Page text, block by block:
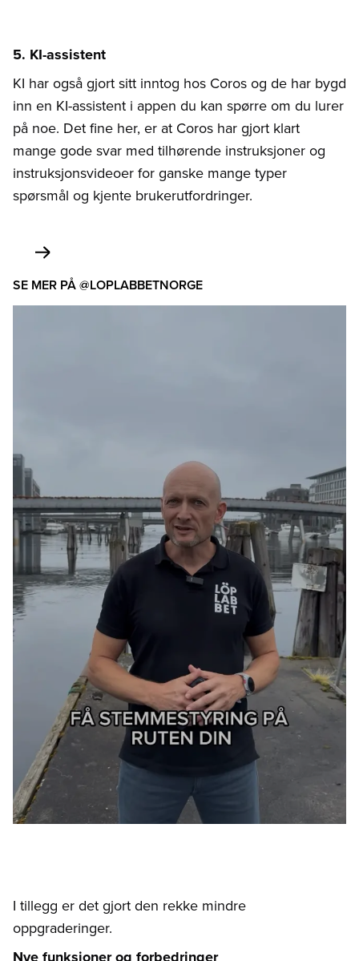
5. KI-assistent
KI har også gjort sitt inntog hos Coros og de har bygd
inn en KI-assistent i appen du kan spørre om du lurer
på noe. Det fine her, er at Coros har gjort klart
mange gode svar med tilhørende instruksjoner og
instruksjonsvideoer for ganske mange typer
spørsmål og kjente brukerutfordringer.
SE MER PÅ @LOPLABBETNORGE
I tillegg er det gjort den rekke mindre
oppgraderinger.